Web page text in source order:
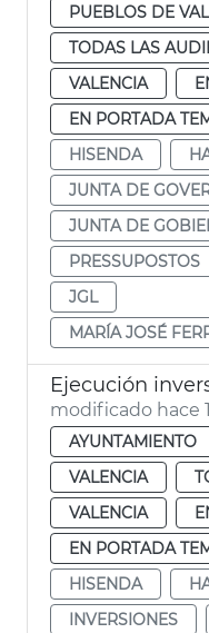
PUEBLOS DE
TODAS LAS
VALENCIA
EN PORTADA
HISENDA
JUNTA DE
JUNTA DE
PRESSUPOSTOS
JGL
MARÍA JOSÉ
modificado hace
AYUNTAMIENTO
VALENCIA
VALENCIA
EN PORTADA
HISENDA
INVERSIONES